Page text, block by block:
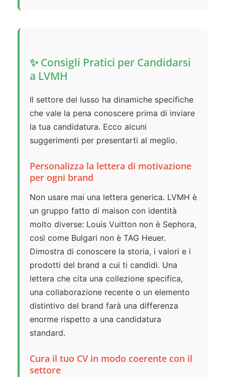
✨ Consigli Pratici per Candidarsi
a LVMH
Il settore del lusso ha dinamiche specifiche
che vale la pena conoscere prima di inviare
la tua candidatura. Ecco alcuni
suggerimenti per presentarti al meglio.
Personalizza la lettera di motivazione
per ogni brand
Non usare mai una lettera generica. LVMH è
un gruppo fatto di maison con identità
molto diverse: Louis Vuitton non è Sephora,
così come Bulgari non è TAG Heuer.
Dimostra di conoscere la storia, i valori e i
prodotti del brand a cui ti candidi. Una
lettera che cita una collezione specifica,
una collaborazione recente o un elemento
distintivo del brand farà una differenza
enorme rispetto a una candidatura
standard.
Cura il tuo CV in modo coerente con il
settore